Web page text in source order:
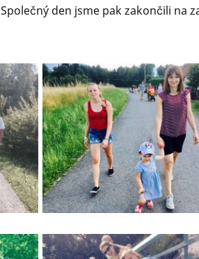
Společný den jsme pak zakončili na